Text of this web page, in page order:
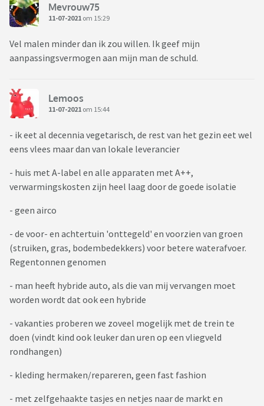
Mevrouw75
11-07-2021 om 15:29
Vel malen minder dan ik zou willen. Ik geef mijn
aanpassingsvermogen aan mijn man de schuld.
Lemoos
11-07-2021 om 15:44
- ik eet al decennia vegetarisch, de rest van het gezin eet wel
eens vlees maar dan van lokale leverancier
- huis met A-label en alle apparaten met A++,
verwarmingskosten zijn heel laag door de goede isolatie
- geen airco
- de voor- en achtertuin 'onttegeld' en voorzien van groen
(struiken, gras, bodembedekkers) voor betere waterafvoer.
Regentonnen genomen
- man heeft hybride auto, als die van mij vervangen moet
worden wordt dat ook een hybride
- vakanties proberen we zoveel mogelijk met de trein te
doen (vindt kind ook leuker dan uren op een vliegveld
rondhangen)
- kleding hermaken/repareren, geen fast fashion
- met zelfgehaakte tasjes en netjes naar de markt en